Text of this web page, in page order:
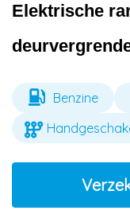
Elektrische
Benzine